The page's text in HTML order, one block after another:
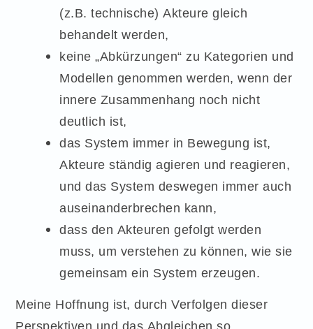
(z.B. technische) Akteure gleich
behandelt werden,
keine „Abkürzungen“ zu Kategorien und
Modellen genommen werden, wenn der
innere Zusammenhang noch nicht
deutlich ist,
das System immer in Bewegung ist,
Akteure ständig agieren und reagieren,
und das System deswegen immer auch
auseinanderbrechen kann,
dass den Akteuren gefolgt werden
muss, um verstehen zu können, wie sie
gemeinsam ein System erzeugen.
Meine Hoffnung ist, durch Verfolgen dieser